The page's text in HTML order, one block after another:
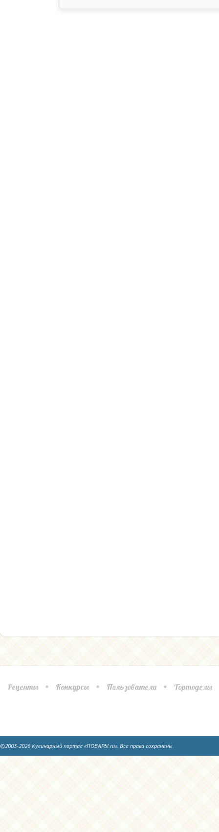
Рецепты Конкурсы Пользователи Тортоделы
©2003-2026 Кулинарный портал «ПОВАРЫ.ru». Все права сохранены.